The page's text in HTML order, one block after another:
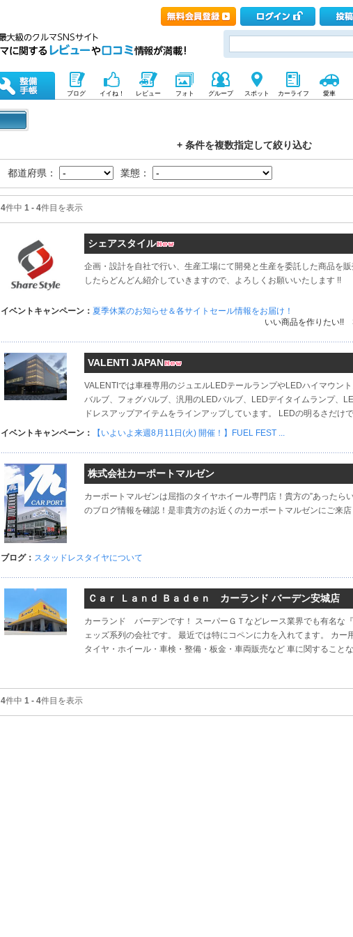
ブログ イイね！ レビュー フォト グループ スポット カーライフ 愛車
+ 条件を複数指定して絞り込む
都道府県： 業態：
4件中 1 - 4件目を表示
シェアスタイル
企画・設計を自社で行い、生産工場にて開発と生産を委託した商品を
したらどんどん紹介していきますので、よろしくお願いいたします !!
イベントキャンペーン： 夏季休業のお知らせ＆各サイトセール情報をお届け！
いい商品を作りたい!!
VALENTI JAPAN
VALENTIでは車種専用のジュエルLEDテールランプやLEDハイマウン
バルブ、フォグバルブ、汎用のLEDバルブ、LEDデイタイムランプ、
ドレスアップアイテムをラインアップしています。 LEDの明るさだけ
イベントキャンペーン：
【いよいよ来週8月11日(火) 開催！】FUEL FEST ...
株式会社カーポートマルゼン
カーポートマルゼンは屈指のタイヤホイール専門店！貴方の”あったら
のブログ情報を確認！是非貴方のお近くのカーポートマルゼンにご来店
ブログ： スタッドレスタイヤについて
Ｃａｒ Ｌａｎｄ Ｂａｄｅｎ カーランド バーデン安城店
カーランド バーデンです！ スーパーＧＴなどレース業界でも有名な
ェッズ系列の会社です。 最近では特にコペンに力を入れてます。 カー
タイヤ・ホイール・車検・整備・板金・車両販売など 車に関すること
4件中 1 - 4件目を表示